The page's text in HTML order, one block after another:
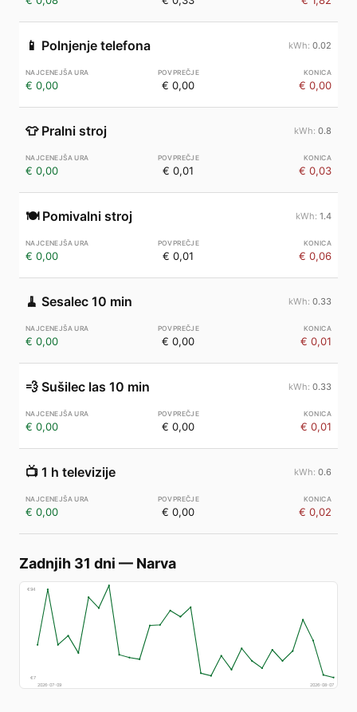
📱 Polnjenje telefona 0.02
€ 0,00 € 0,00 € 0,00
👕 Pralni stroj 0.8
€ 0,00 € 0,01 € 0,03
🍽️ Pomivalni stroj 1.4
€ 0,00 € 0,01 € 0,06
🧹 Sesalec 10 min 0.33
€ 0,00 € 0,00 € 0,01
💨 Sušilec las 10 min 0.33
€ 0,00 € 0,00 € 0,01
📺 1 h televizije 0.6
€ 0,00 € 0,00 € 0,02
Zadnjih 31 dni — Narva
€94
€7
2026-07-09
2026-08-07